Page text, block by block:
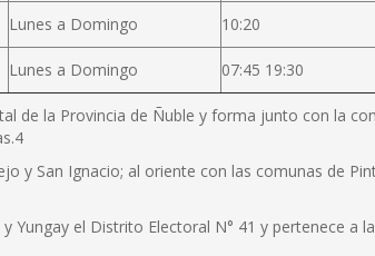
Lunes a Domingo 10:20
Lunes a Domingo 07:45 19:30
de la Provincia de Ñuble y forma junto con la
y San Ignacio; al oriente con las comunas de
el Distrito Electoral N° 41 y pertenece a